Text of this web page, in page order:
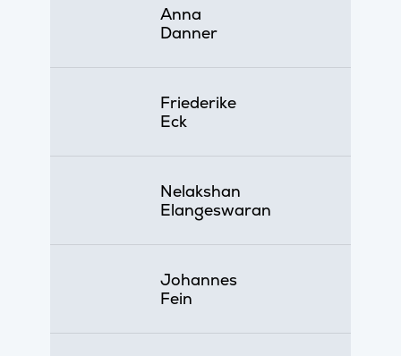
Anna
Danner
Friederike
Eck
Nelakshan
Elangeswaran
Johannes
Fein